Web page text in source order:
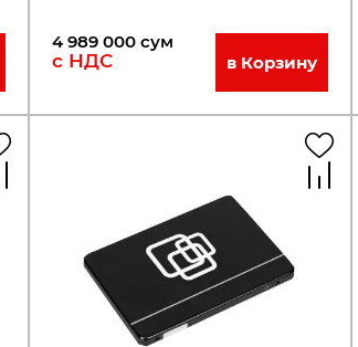
4 989 000 сум
с НДС в Корзину